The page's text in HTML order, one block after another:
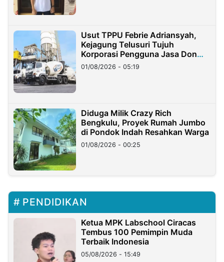
Usut TPPU Febrie Adriansyah,
Kejagung Telusuri Tujuh
Korporasi Pengguna Jasa Don
Ritto
01/08/2026 - 05:19
Diduga Milik Crazy Rich
Bengkulu, Proyek Rumah Jumbo
di Pondok Indah Resahkan Warga
01/08/2026 - 00:25
PENDIDIKAN
Ketua MPK Labschool Ciracas
Tembus 100 Pemimpin Muda
Terbaik Indonesia
05/08/2026 - 15:49